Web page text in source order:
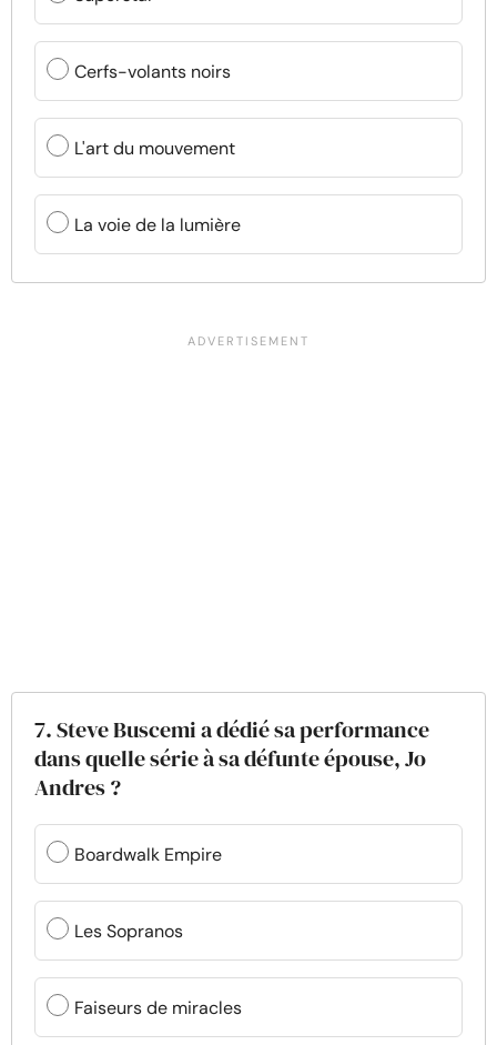
Cerfs-volants noirs
L'art du mouvement
La voie de la lumière
7. Steve Buscemi a dédié sa performance
dans quelle série à sa défunte épouse, Jo
Andres ?
Boardwalk Empire
Les Sopranos
Faiseurs de miracles